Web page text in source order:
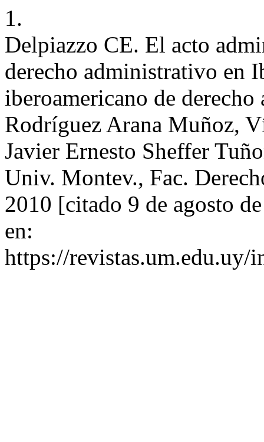
1.
Delpiazzo CE. El acto
derecho administrativo en
iberoamericano de
Rodríguez Arana Muñoz,
Javier Ernesto Sheffer
Univ. Montev., Fac.
2010 [citado 9 de agosto
en:
https://revistas.um.edu.uy/